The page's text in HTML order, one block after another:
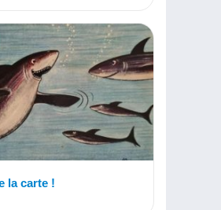
la carte !